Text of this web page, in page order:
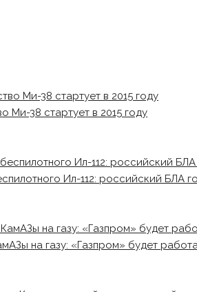
Ми-38 стартует в 2015 году
Ил-112: российский БЛА
на газу: «Газпром» будет